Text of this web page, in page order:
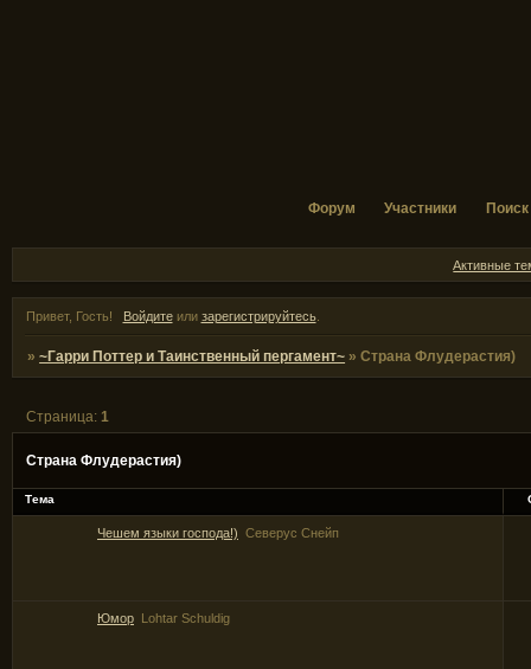
Форум Участники Поиск
Активные
Привет, Гость! Войдитеили зарегистрируйтесь.
»~Гарри Поттер и Таинственный пергамент~ »Страна Флудерастия)
Страна Флудерастия)
Страница:1
Тема
Чешем языки господа!) Северус Снейп
Юмор Lohtar Schuldig